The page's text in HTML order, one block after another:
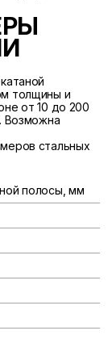
толщины и
от 10 до 200
Возможна
стальных
полосы, мм